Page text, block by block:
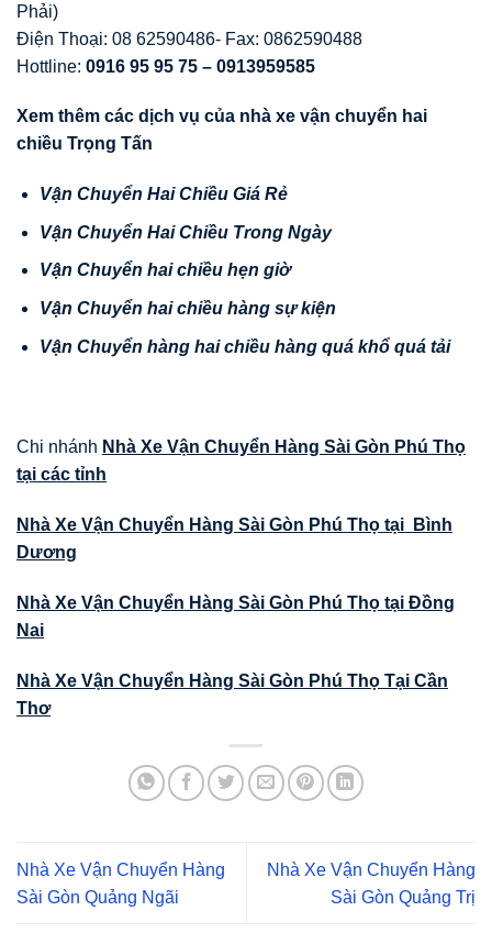
Phải)
Điện Thoại: 08 62590486- Fax: 0862590488
Hottline: 0916 95 95 75 – 0913959585
Xem thêm các dịch vụ của nhà xe vận chuyển hai
chiều Trọng Tấn
Vận Chuyển Hai Chiều Giá Rẻ
Vận Chuyển Hai Chiều Trong Ngày
Vận Chuyển hai chiều hẹn giờ
Vận Chuyển hai chiều hàng sự kiện
Vận Chuyển hàng hai chiều hàng quá khổ quá tải
Chi nhánh Nhà Xe Vận Chuyển Hàng Sài Gòn Phú Thọ
tại các tỉnh
Nhà Xe Vận Chuyển Hàng Sài Gòn Phú Thọ tại Bình
Dương
Nhà Xe Vận Chuyển Hàng Sài Gòn Phú Thọ tại Đồng
Nai
Nhà Xe Vận Chuyển Hàng Sài Gòn Phú Thọ Tại Cần
Thơ
Nhà Xe Vận Chuyển Hàng
Sài Gòn Quảng Ngãi
Nhà Xe Vận Chuyển Hàng
Sài Gòn Quảng Trị